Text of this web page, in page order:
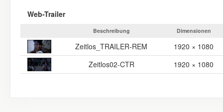
Web-Trailer
Beschreibung Dimensionen
Zeitlos_TRAILER-REM
1920 × 1080
Zeitlos02-CTR
1920 × 1080